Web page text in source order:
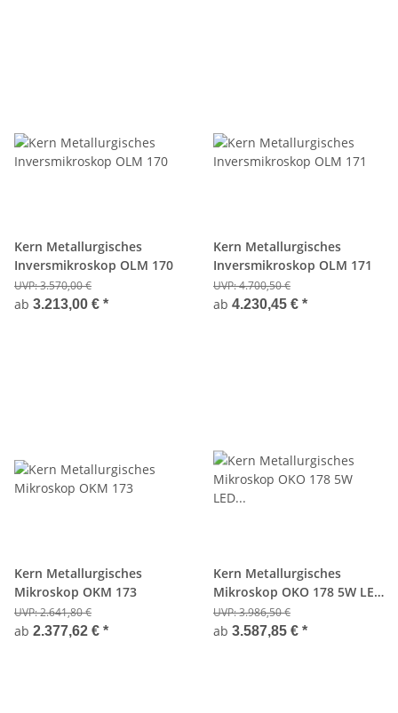
Kern Metallurgisches
Inversmikroskop OLM 170
UVP:3.570,00 €
ab 3.213,00 € *
Kern Metallurgisches
Inversmikroskop OLM 171
UVP:4.700,50 €
ab 4.230,45 € *
Kern Metallurgisches
Mikroskop OKM 173
UVP:2.641,80 €
ab 2.377,62 € *
Kern Metallurgisches
Mikroskop OKO 178 5W LED
(Durchlicht), 5W LED
(Auflicht)
UVP:3.986,50 €
ab 3.587,85 € *